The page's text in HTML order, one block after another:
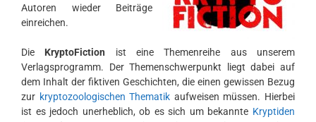
Autoren wieder Beiträge
einreichen.
Die KryptoFiction ist eine Themenreihe aus unserem
Verlagsprogramm. Der Themenschwerpunkt liegt dabei auf
dem Inhalt der fiktiven Geschichten, die einen gewissen Bezug
zur kryptozoologischen Thematik aufweisen müssen. Hierbei
ist es jedoch unerheblich, ob es sich um bekannte Kryptiden